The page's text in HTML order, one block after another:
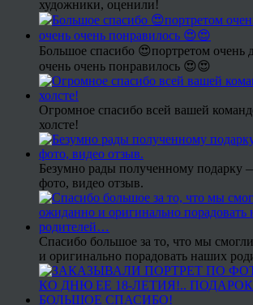
художники, оценили!
Большое спасибо 😍портретом очень
очень очень понравилось 😍😍
Огромное спасибо всей вашей
холсте!
Безумно рады полученному подарку
фото, видео отзыв.
Спасибо большое за то, что мы
и оригинально порадовать наших